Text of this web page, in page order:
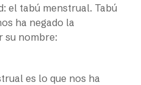
el tabú menstrual. Tabú
ha negado la
su nombre:
es lo que nos ha